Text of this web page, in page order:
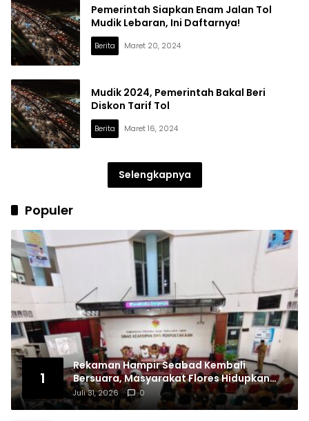
Pemerintah Siapkan Enam Jalan Tol
Mudik Lebaran, Ini Daftarnya!
Berita Maret 20, 2024
Mudik 2024, Pemerintah Bakal Beri
Diskon Tarif Tol
Berita Maret 16, 2024
Selengkapnya
Populer
1
Rekaman Hampir Seabad Kembali
Bersuara, Masyarakat Flores Hidupkan
Lagi Ingatan Leluhur
Juli 31, 2026 0